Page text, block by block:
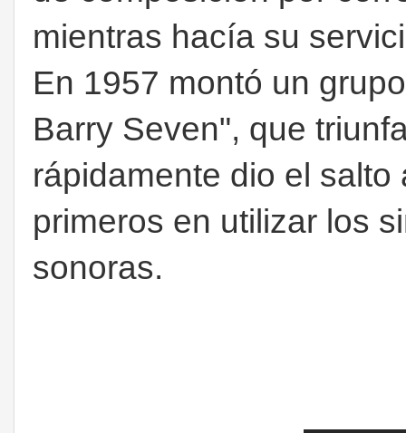
mientras hacía su
En 1957 montó un
Barry Seven", que
rápidamente dio el
primeros en utilizar los
sonoras.